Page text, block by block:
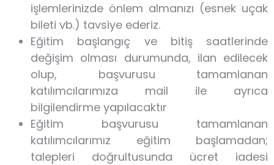
işlemlerinizde önlem almanızı (esnek uçak
bileti vb.) tavsiye ederiz.
Eğitim başlangıç ve bitiş saatlerinde
değişim olması durumunda, ilan edilecek
olup, başvurusu tamamlanan
katılımcılarımıza mail ile ayrıca
bilgilendirme yapılacaktır
Eğitim başvurusu tamamlanan
katılımcılarımız eğitim başlamadan;
talepleri doğrultusunda ücret iadesi